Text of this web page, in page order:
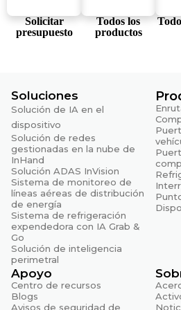
autenticación de dos factores.
Plataforma
Características de red
Acceso
5G/4G, cableado
Discado
PPPoE, cellular automatic
policy, APN configuration
Enlaces inteligentes
Detección de enlaces en
Protocolos IP
IPv4, IPv6
Protocolos de red
VLAN, DHCP, DNS, filtrado de
Solicitar
presupuesto
Todos los
productos
Soluciones
Solución de IA en el
dispositivo
Solución de redes
gestionadas en la nube de
InHand
Solución ADAS InVision
Sistema de monitoreo de
líneas aéreas de distribución
de energía
Sistema de refrigeración
expendedora con IA Grab &
Go
Solución de inteligencia
perimetral
Apoyo
Centro de recursos
Blogs
Avisos de seguridad de